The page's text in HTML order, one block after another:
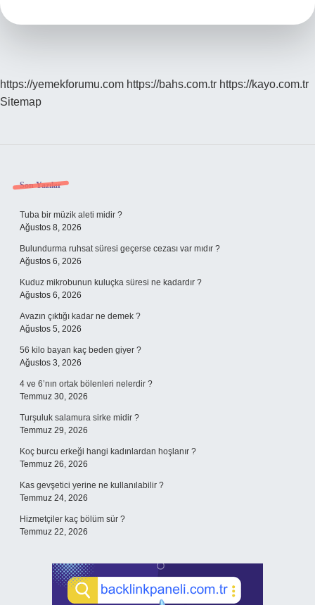
https://yemekforumu.com https://bahs.com.tr https://kayo.com.tr
Sitemap
Sidebar
Son Yazılar
Tuba bir müzik aleti midir ?
Ağustos 8, 2026
Bulundurma ruhsat süresi geçerse cezası var mıdır ?
Ağustos 6, 2026
Kuduz mikrobunun kuluçka süresi ne kadardır ?
Ağustos 6, 2026
Avazın çıktığı kadar ne demek ?
Ağustos 5, 2026
56 kilo bayan kaç beden giyer ?
Ağustos 3, 2026
4 ve 6’nın ortak bölenleri nelerdir ?
Temmuz 30, 2026
Turşuluk salamura sirke midir ?
Temmuz 29, 2026
Koç burcu erkeği hangi kadınlardan hoşlanır ?
Temmuz 26, 2026
Kas gevşetici yerine ne kullanılabilir ?
Temmuz 24, 2026
Hizmetçiler kaç bölüm sür ?
Temmuz 22, 2026